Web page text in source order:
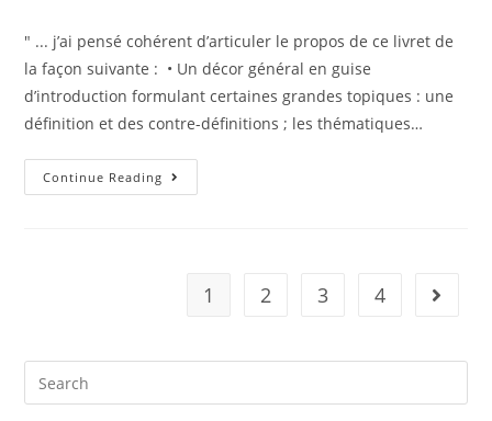
" ... j’ai pensé cohérent d’articuler le propos de ce livret de
la façon suivante : • Un décor général en guise
d’introduction formulant certaines grandes topiques : une
définition et des contre-définitions ; les thématiques…
Continue Reading
1 2 3 4